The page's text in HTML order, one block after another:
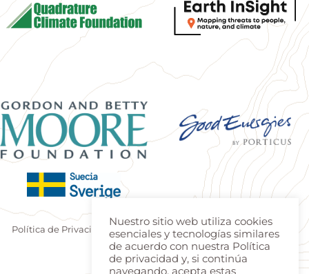
Política de Privacidad Terminos de uso | Produzido por
Teca|Login
Nuestro sitio web utiliza cookies
esenciales y tecnologías similares
de acuerdo con nuestra Política
de privacidad y, si continúa
navegando, acepta estas